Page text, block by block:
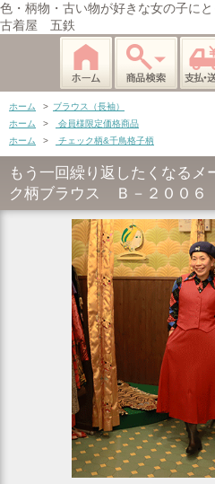
色・柄物・古い物が好きな女の子に
古着屋 五鉄
ホーム > ブラウス（長袖）
ホーム
>
会員様限定価格商品
ホーム
> チェック柄&千鳥格子柄
もう一回繰り返したくなるメ
ク柄ブラウス Ｂ－２００６